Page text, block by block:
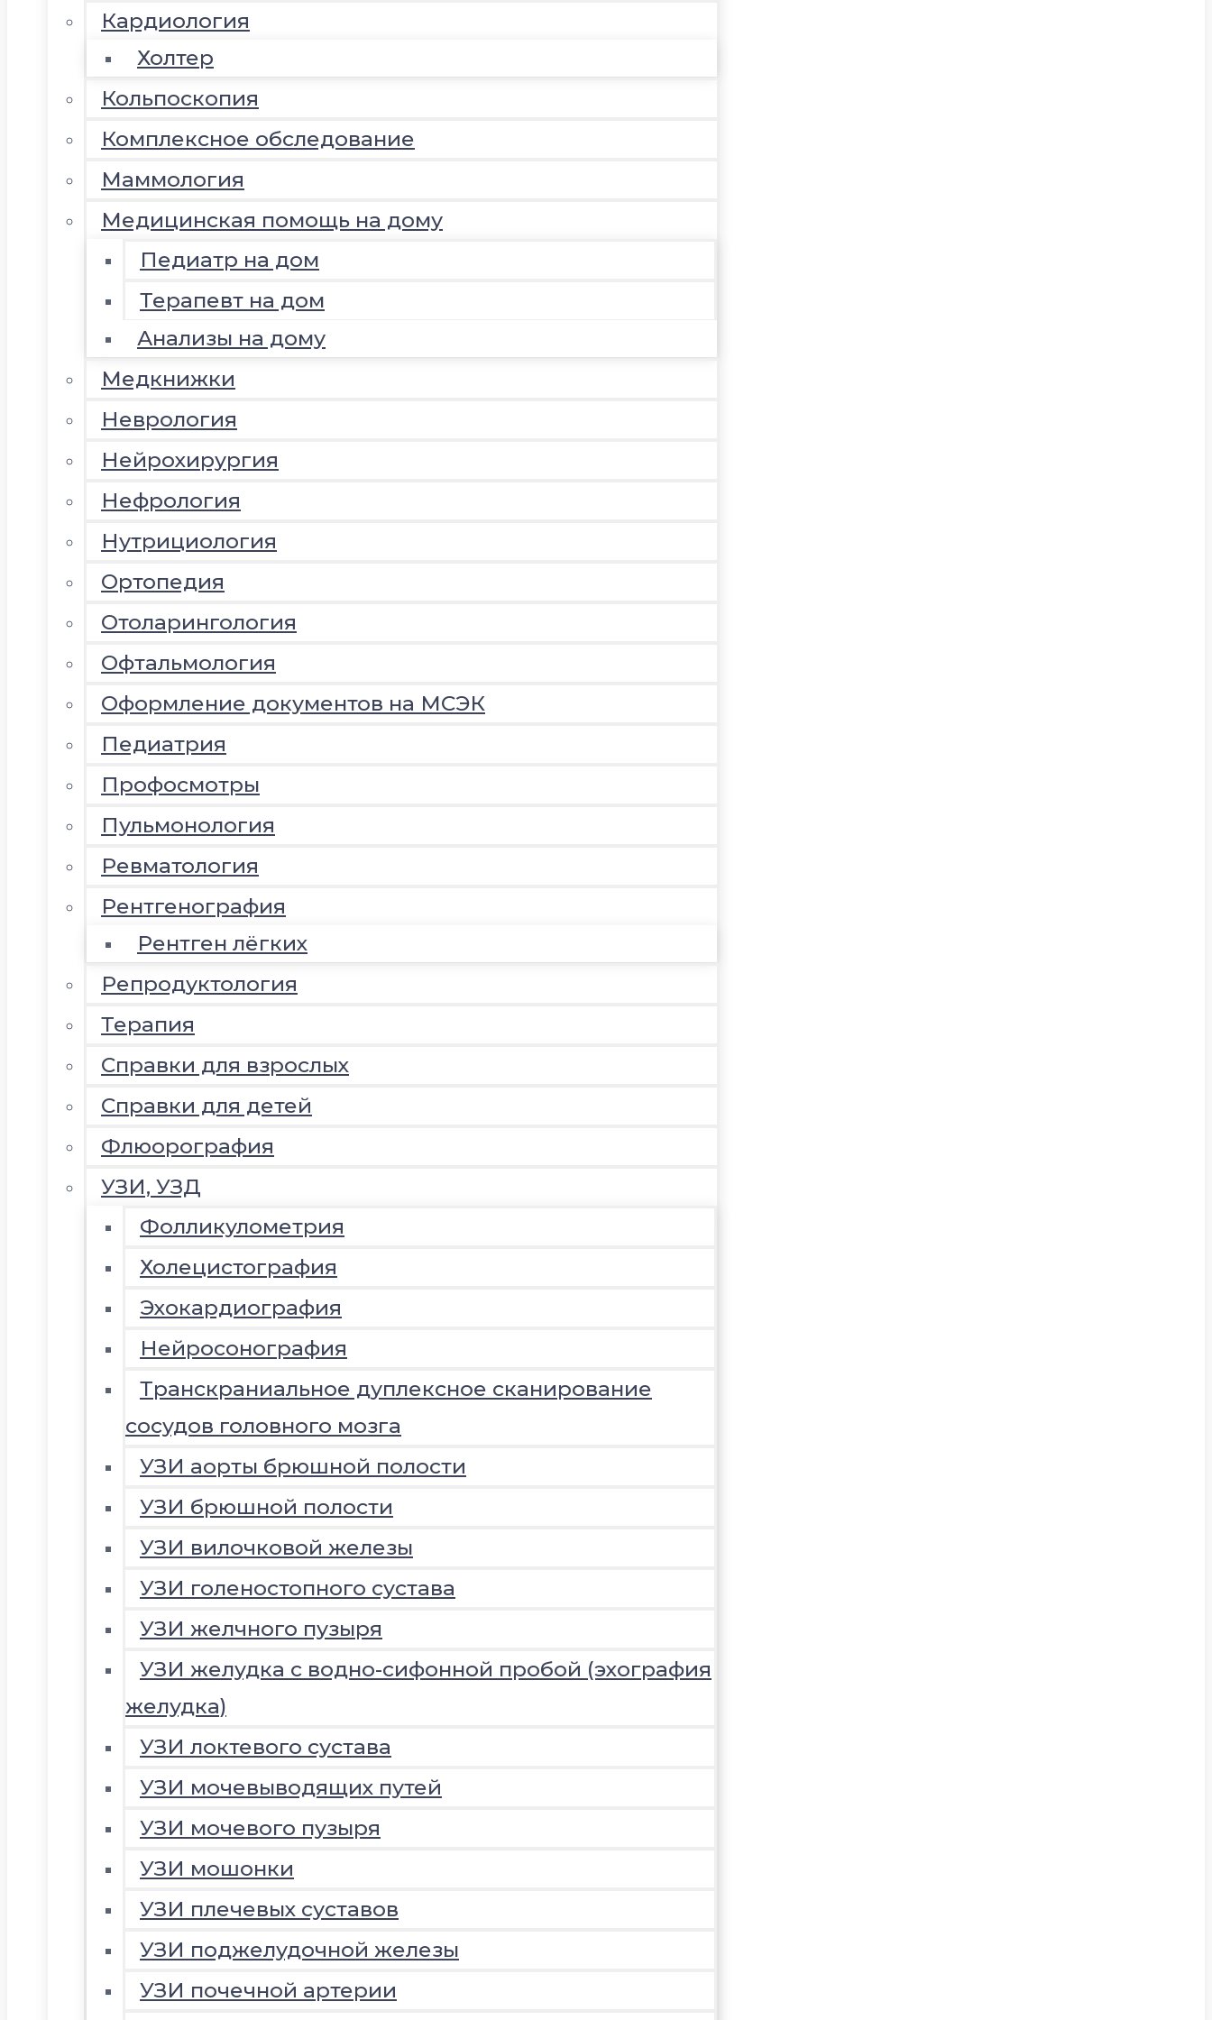
Кардиология
Холтер
Кольпоскопия
Комплексное обследование
Маммология
Медицинская помощь на дому
Педиатр на дом
Терапевт на дом
Анализы на дому
Медкнижки
Неврология
Нейрохирургия
Нефрология
Нутрициология
Ортопедия
Отоларингология
Офтальмология
Оформление документов на МСЭК
Педиатрия
Профосмотры
Пульмонология
Ревматология
Рентгенография
Рентген лёгких
Репродуктология
Терапия
Справки для взрослых
Справки для детей
Флюорография
УЗИ, УЗД
Фолликулометрия
Холецистография
Эхокардиография
Нейросонография
Транскраниальное дуплексное сканирование
сосудов головного мозга
УЗИ аорты брюшной полости
УЗИ брюшной полости
УЗИ вилочковой железы
УЗИ голеностопного сустава
УЗИ желчного пузыря
УЗИ желудка с водно-сифонной пробой (эхография
желудка)
УЗИ локтевого сустава
УЗИ мочевыводящих путей
УЗИ мочевого пузыря
УЗИ мошонки
УЗИ плечевых суставов
УЗИ поджелудочной железы
УЗИ почечной артерии